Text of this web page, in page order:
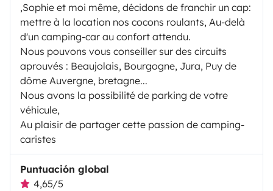
,Sophie et moi même, décidons de franchir un cap:
mettre à la location nos cocons roulants, Au-delà
d'un camping-car au confort attendu.
Nous pouvons vous conseiller sur des circuits
aprouvés : Beaujolais, Bourgogne, Jura, Puy de
dôme Auvergne, bretagne...
Nous avons la possibilité de parking de votre
véhicule,
Au plaisir de partager cette passion de camping-
caristes
Puntuación global
4,65/5